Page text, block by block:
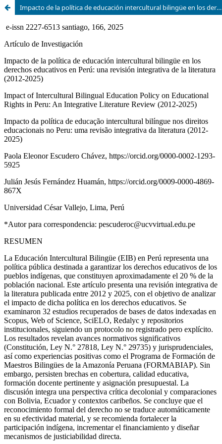
Impacto de la política de educación intercultural bilingüe en los derechos educativos en Perú: una revisión integrativa de la literatura (2012-2025)